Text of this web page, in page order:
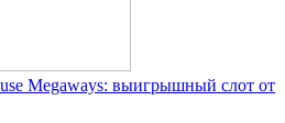
Megaways: выигрышный слот от